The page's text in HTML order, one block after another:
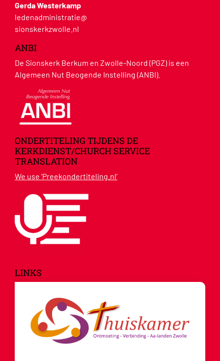
Gerda Westerkamp
ledenadministratie@
sionskerkzwolle.nl
ANBI
De Sionskerk Berkum en Zwolle-Noord (PGZ) is een
Algemeen Nut Beogende Instelling (ANBI).
ONDERTITELING TIJDENS DE
KERKDIENST/CHURCH SERVICE
TRANSLATION
We use ‘Preekondertiteling.nl’
LINKS